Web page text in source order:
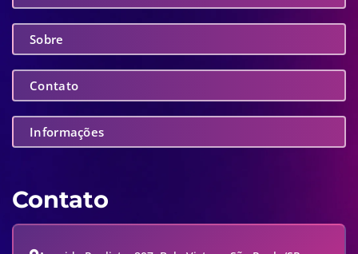
Sobre
Contato
Informações
Contato